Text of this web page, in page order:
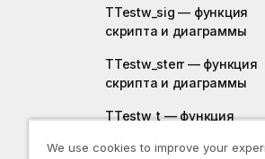
TTestw_sig — функция
скриптa и диаграммы
TTestw_sterr — функция
скриптa и диаграммы
TTestw_t — функция
We use cookies to improve your